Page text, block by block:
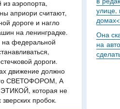
аэропорта,
априори считают,
дороге и нагло
на ленинградке.
федеральной
дороги.
движение должно
СВЕТОФОРОМ, А
которая не
пробок.
улице,
Она
на